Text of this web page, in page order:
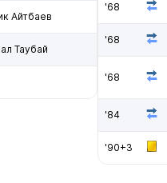
Айтбаев
Таубай
'68
'68
'68
'84
'90+3